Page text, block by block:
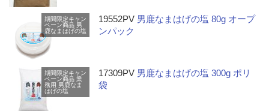
期間限定キャン
ペーン商品 男
鹿なまはげの塩
19552PV 男鹿なまはげの塩 80g オープ
ンパック
期間限定キャン
ペーン商品 業
務用 男鹿なま
はげの塩
17309PV 男鹿なまはげの塩 300g ポリ
袋